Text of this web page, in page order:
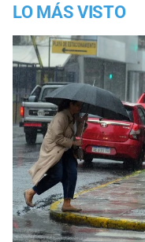
LO MÁS VISTO